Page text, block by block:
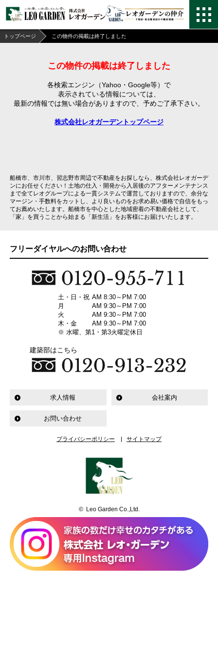
トップページ この物件の掲載は終了しました
この物件の掲載は終了しました
各検索エンジン（Yahoo・Google等）で
表示されている情報については、
最新の情報では無い場合がありますので、 予めご了承下さい。
株式会社レオガーデントップページ
船橋市、市川市、習志野市周辺で不動産をお探しなら、株式会社レオガーデ
ンにお任せください！土地の仕入・開発から入居後のアフターメンテナンス
まで全てレオグループによる一貫システムで運営しておりますので、余分な
マージン・手数料をカットし、より良いものをお求め易い価格で自信をもっ
てお薦めいたします。船橋市を中心とした地域密着の不動産会社として、
「家」を買うことから始まる「新生活」をお客様にお届けいたします。
フリーダイヤルへのお問い合わせ
土・日・祝 AM 8:30～PM 7:00
月
AM 9:30～PM 7:00
火
AM 9:30～PM 7:00
木・金
AM 9:30～PM 7:00
※ 水曜、第1・第3火曜定休日
建築部はこちら
求人情報 会社案内
お問い合わせ
プライバシーポリシー サイトマップ
© Leo Garden Co.,Ltd.